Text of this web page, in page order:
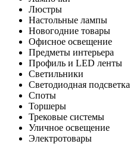
Люстры
Настольные лампы
Новогодние товары
Офисное освещение
Предметы интерьера
Профиль и LED ленты
Светильники
Светодиодная подсветка
Споты
Торшеры
Трековые системы
Уличное освещение
Электротовары